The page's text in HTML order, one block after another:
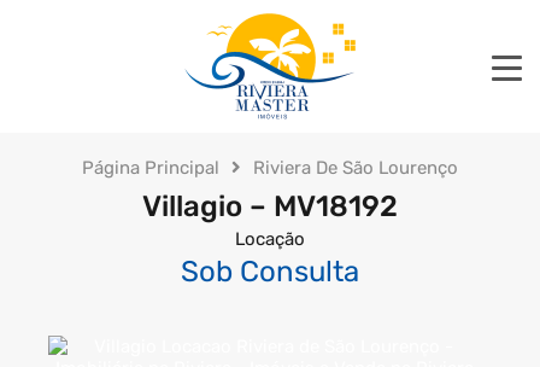
Página Principal Riviera De São Lourenço
Villagio – MV18192
Locação
Sob Consulta